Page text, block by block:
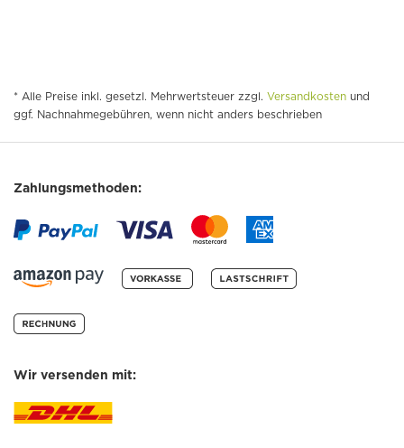
* Alle Preise inkl. gesetzl. Mehrwertsteuer zzgl. Versandkosten und
ggf. Nachnahmegebühren, wenn nicht anders beschrieben
Zahlungsmethoden:
Wir versenden mit: